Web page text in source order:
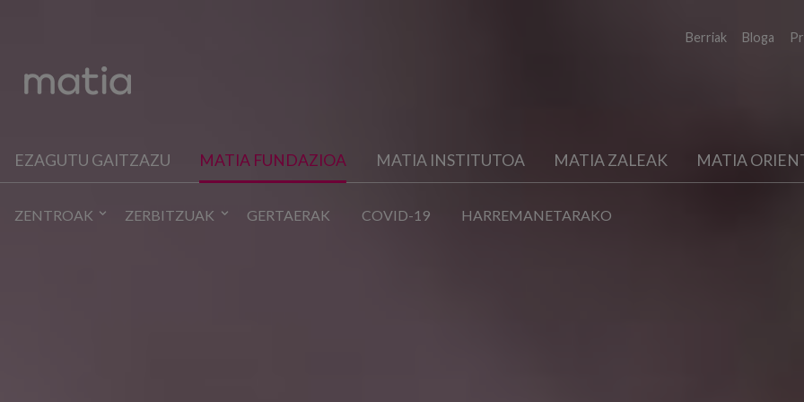
Berriak Bloga
EZAGUTU GAITZAZU MATIA FUNDAZIOA MATIA INSTITUTOA MATIA ZALEAK MATIA
ZENTROAK ZERBITZUAK GERTAERAK COVID-19 HARREMANETARAKO